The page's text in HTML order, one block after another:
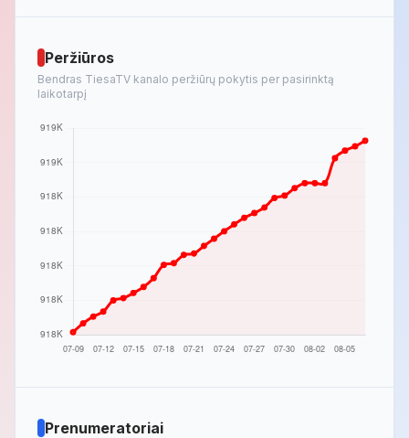
Peržiūros
Bendras TiesaTV kanalo peržiūrų pokytis per pasirinktą
laikotarpį
Prenumeratoriai